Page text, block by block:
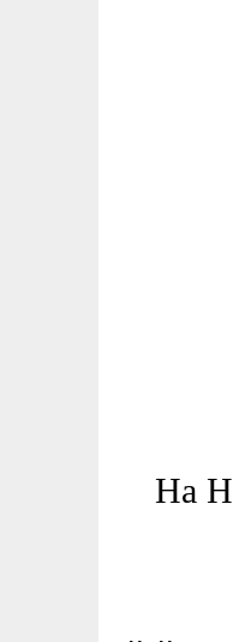
На